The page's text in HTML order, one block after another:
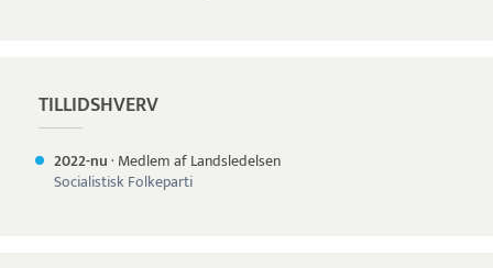
TILLIDSHVERV
2022-nu· Medlem af Landsledelsen
Socialistisk Folkeparti